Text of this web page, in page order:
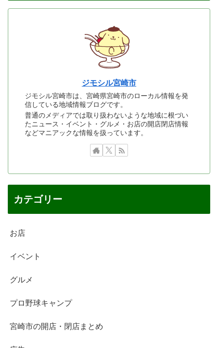
ジモシル宮崎市
ジモシル宮崎市は、宮崎県宮崎市のローカル情報を発
信している地域情報ブログです。
普通のメディアでは取り扱わないような地域に根づい
たニュース・イベント・グルメ・お店の開店閉店情報
などマニアックな情報を扱っています。
カテゴリー
お店
イベント
グルメ
プロ野球キャンプ
宮崎市の開店・閉店まとめ